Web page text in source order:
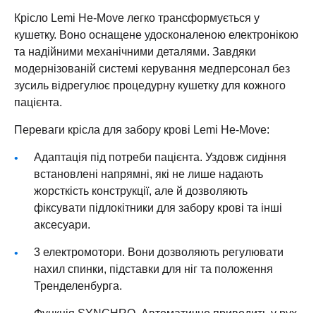
Крісло Lemi He-Move легко трансформується у
кушетку. Воно оснащене удосконаленою електронікою
та надійними механічними деталями. Завдяки
модернізованій системі керування медперсонал без
зусиль відрегулює процедурну кушетку для кожного
пацієнта.
Переваги крісла для забору крові Lemi He-Move:
Адаптація під потреби пацієнта. Уздовж сидіння
встановлені напрямні, які не лише надають
жорсткість конструкції, але й дозволяють
фіксувати підлокітники для забору крові та інші
аксесуари.
3 електромотори. Вони дозволяють регулювати
нахил спинки, підставки для ніг та положення
Тренделенбурга.